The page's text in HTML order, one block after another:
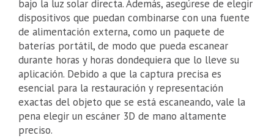
bajo la luz solar directa. Además, asegúrese de elegir
dispositivos que puedan combinarse con una fuente
de alimentación externa, como un paquete de
baterías portátil, de modo que pueda escanear
durante horas y horas dondequiera que lo lleve su
aplicación. Debido a que la captura precisa es
esencial para la restauración y representación
exactas del objeto que se está escaneando, vale la
pena elegir un escáner 3D de mano altamente
preciso.